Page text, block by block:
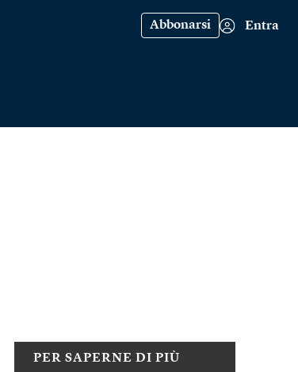
Abbonarsi Entra
PER SAPERNE DI PIÙ